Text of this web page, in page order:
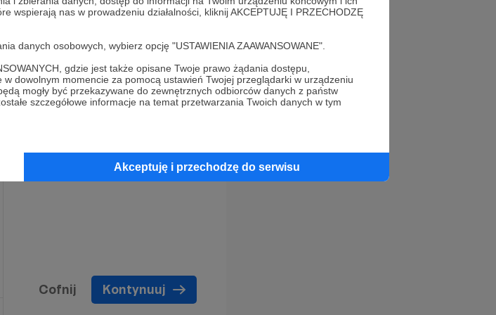
wspierają nas w prowadzeniu działalności, kliknij AKCEPTUJĘ I PRZECHODZĘ
danych osobowych, wybierz opcję "USTAWIENIA ZAAWANSOWANE".
gdzie jest także opisane Twoje prawo żądania dostępu,
dowolnym momencie za pomocą ustawień Twojej przeglądarki w urządzeniu
mogły być przekazywane do zewnętrznych odbiorców danych z państw
szczegółowe informacje na temat przetwarzania Twoich danych w tym
Akceptuję i przechodzę do serwisu
Cofnij Kontynuuj